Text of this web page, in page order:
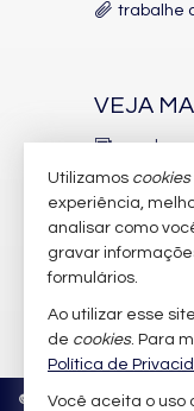
Box de Praiatrabalhe
VEJA
receba
cadastre
imóveis
mapa de
© 2026 CRECI/SC 6.388-J
Utilizamos cookies
experiência,
analisar como
gravar
formulários.
Ao utilizar esse
de cookies. Para
Política de
Você aceita o uso